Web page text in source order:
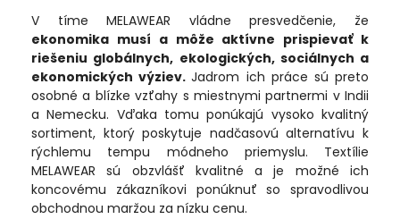
V tíme MELAWEAR vládne presvedčenie, že
ekonomika musí a môže aktívne prispievať k
riešeniu globálnych, ekologických, sociálnych a
ekonomických výziev.Jadrom ich práce sú preto
osobné a blízke vzťahy s miestnymi partnermi v Indii
a Nemecku. Vďaka tomu ponúkajú vysoko kvalitný
sortiment, ktorý poskytuje nadčasovú alternatívu k
rýchlemu tempu módneho priemyslu. Textílie
MELAWEAR sú obzvlášť kvalitné a je možné ich
koncovému zákazníkovi ponúknuť so spravodlivou
obchodnou maržou za nízku cenu.